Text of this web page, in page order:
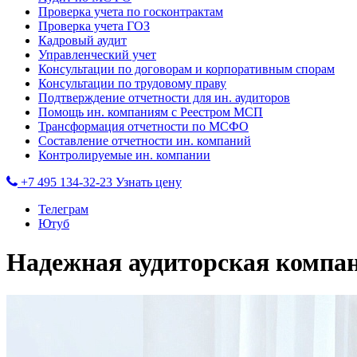
Проверка учета по госконтрактам
Проверка учета ГОЗ
Кадровый аудит
Управленческий учет
Консультации по договорам и корпоративным спорам
Консультации по трудовому праву
Подтверждение отчетности для ин. аудиторов
Помощь ин. компаниям с Реестром МСП
Трансформация отчетности по МСФО
Составление отчетности ин. компаний
Контролируемые ин. компании
+7 495 134-32-23 Узнать цену
Телеграм
Ютуб
Надежная аудиторская